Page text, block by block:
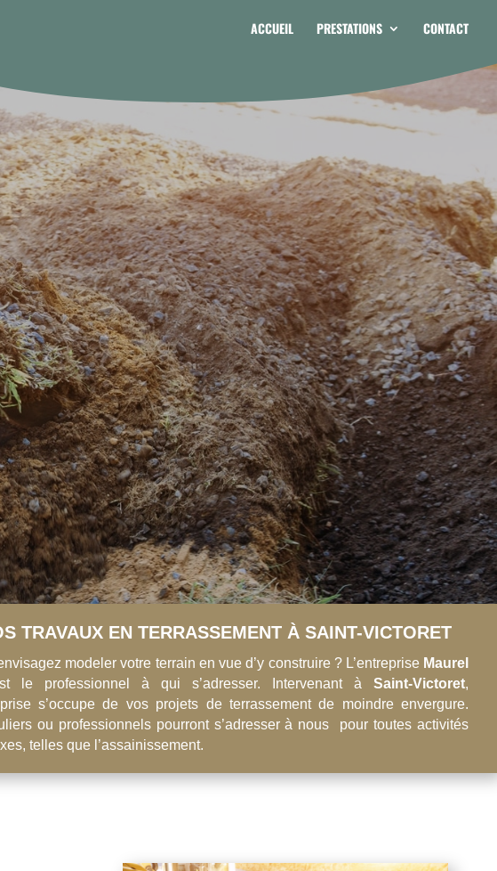
ACCUEIL PRESTATIONS CONTACT
TRAVAUX EN TERRASSEMENT À SAINT-VICTORET
modeler votre terrain en vue d’y construire ? L’entreprise Maurel
le professionnel à qui s’adresser. Intervenant àSaint-Victoret,
s’occupe de vos projets de terrassement de moindre envergure.
ou professionnels pourront s’adresser à nous pour toutes activités
telles que l’assainissement.